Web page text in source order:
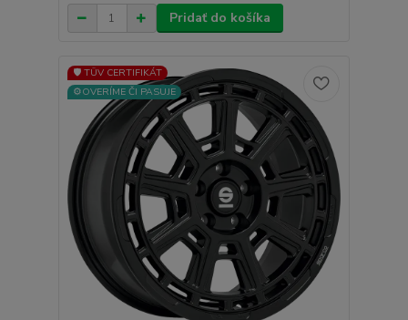
Pridať do košíka
🛡️ TÜV CERTIFIKÁT
⚙️OVERÍME ČI PASUJE